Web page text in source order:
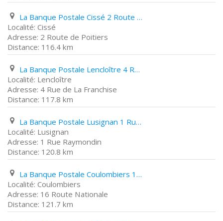
La Banque Postale Cissé 2 Route de Poitiers
Cissé
2 Route de Poitiers
116.4 km
La Banque Postale Lencloître 4 Rue de La Franchise
Lencloître
4 Rue de La Franchise
117.8 km
La Banque Postale Lusignan 1 Rue Raymondin
Lusignan
1 Rue Raymondin
120.8 km
La Banque Postale Coulombiers 16 Route Nationale
Coulombiers
16 Route Nationale
121.7 km